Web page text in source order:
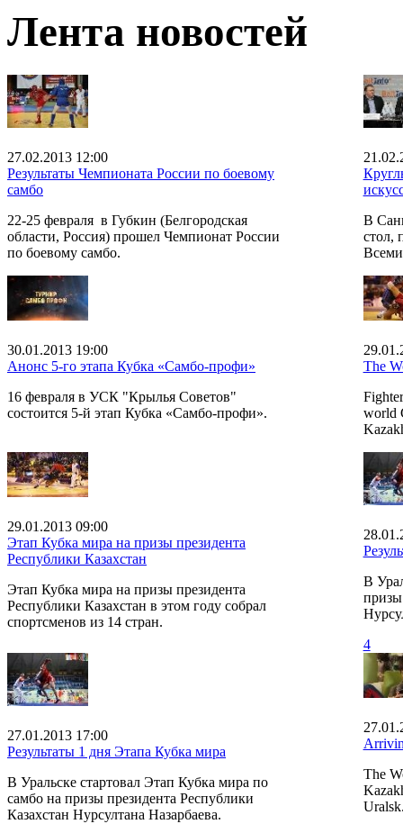
Лента новостей
27.02.2013 12:00
Результаты Чемпионата России по боевому
самбо
22-25 февраля в Губкин (Белгородская
области, Россия) прошел Чемпионат России
по боевому самбо.
В
стол,
30.01.2013 19:00
Анонс 5-го этапа Кубка «Самбо-профи»
16 февраля в УСК "Крылья Советов"
состоится 5-й этап Кубка «Самбо-профи».
The
world
29.01.2013 09:00
Этап Кубка мира на призы президента
Республики Казахстан
Этап Кубка мира на призы президента
Республики Казахстан в этом году собрал
спортсменов из 14 стран.
В
призы
4
27.01.2013 17:00
Результаты 1 дня Этапа Кубка мира
В Уральске стартовал Этап Кубка мира по
самбо на призы президента Республики
Казахстан Нурсултана Назарбаева.
The